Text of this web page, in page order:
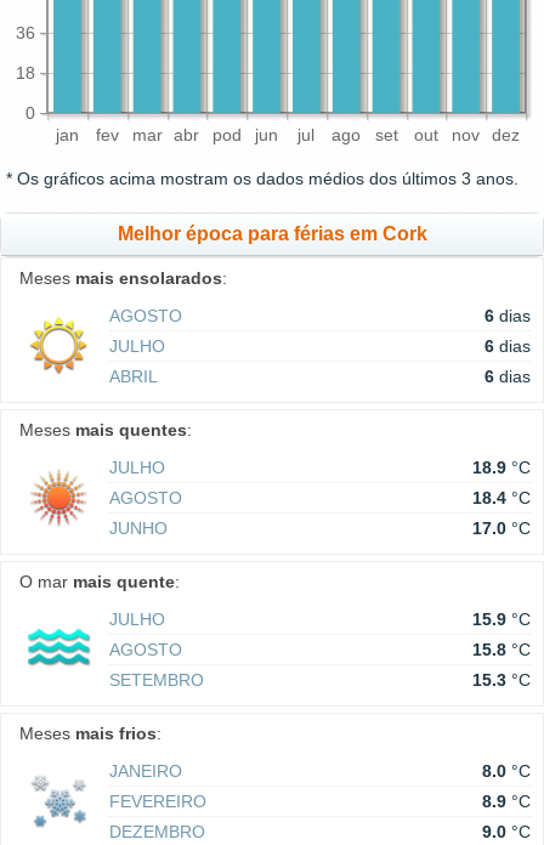
jan fev mar abr pod jun jul ago set out nov dez
0
18
36
* Os gráficos acima mostram os dados médios dos últimos 3 anos.
Melhor época para férias em Cork
Meses mais ensolarados:
AGOSTO
6 dias
JULHO
6 dias
ABRIL
6 dias
Meses mais quentes:
JULHO
18.9 °C
AGOSTO
18.4 °C
JUNHO
17.0 °C
O mar mais quente:
JULHO
15.9 °C
AGOSTO
15.8 °C
SETEMBRO
15.3 °C
Meses mais frios:
JANEIRO
8.0 °C
FEVEREIRO
8.9 °C
DEZEMBRO
9.0 °C